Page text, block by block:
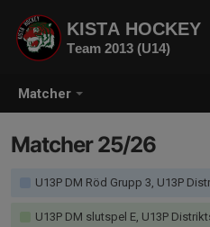
Matcher
KISTA HOCKEY
Team 2013 (U14)
Matcher 25/26
U13P DM Röd Grupp 3, U13P
U13P DM slutspel E, U13P